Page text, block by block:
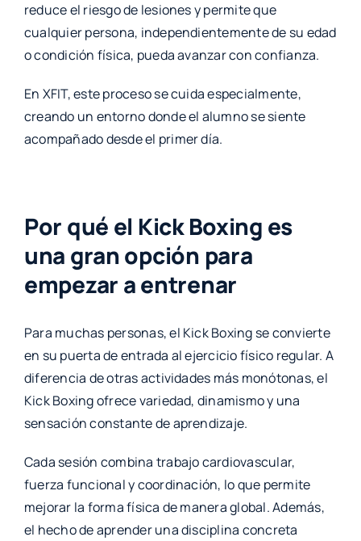
reduce el riesgo de lesiones y permite que
cualquier persona, independientemente de su edad
o condición física, pueda avanzar con confianza.
En XFIT, este proceso se cuida especialmente,
creando un entorno donde el alumno se siente
acompañado desde el primer día.
Por qué el Kick Boxing es
una gran opción para
empezar a entrenar
Para muchas personas, el Kick Boxing se convierte
en su puerta de entrada al ejercicio físico regular. A
diferencia de otras actividades más monótonas, el
Kick Boxing ofrece variedad, dinamismo y una
sensación constante de aprendizaje.
Cada sesión combina trabajo cardiovascular,
fuerza funcional y coordinación, lo que permite
mejorar la forma física de manera global. Además,
el hecho de aprender una disciplina concreta